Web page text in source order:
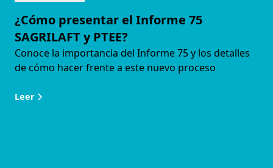
¿Cómo presentar el Informe 75
SAGRILAFT y PTEE?
Conoce la importancia del Informe 75 y los detalles
de cómo hacer frente a este nuevo proceso
Leer